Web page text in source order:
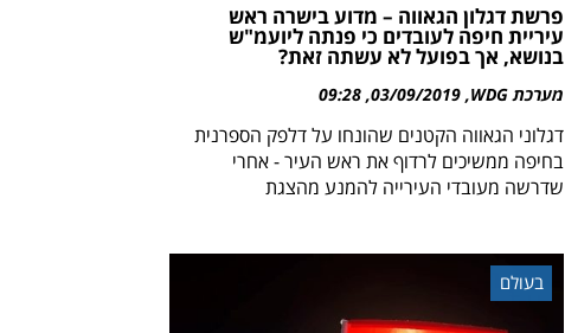
פרשת דגלון הגאווה – מדוע בישרה ראש
עיריית חיפה לעובדים כי פנתה ליועמ"ש
בנושא, אך בפועל לא עשתה זאת?
מערכת WDG 03/09/2019
09:28
דגלוני הגאווה הקטנים שהונחו על דלפק הספרנית
בחיפה ממשיכים לרדוף את ראש העיר - אחרי
שדרשה מעובדי העירייה להמנע מהצגת
בעולם